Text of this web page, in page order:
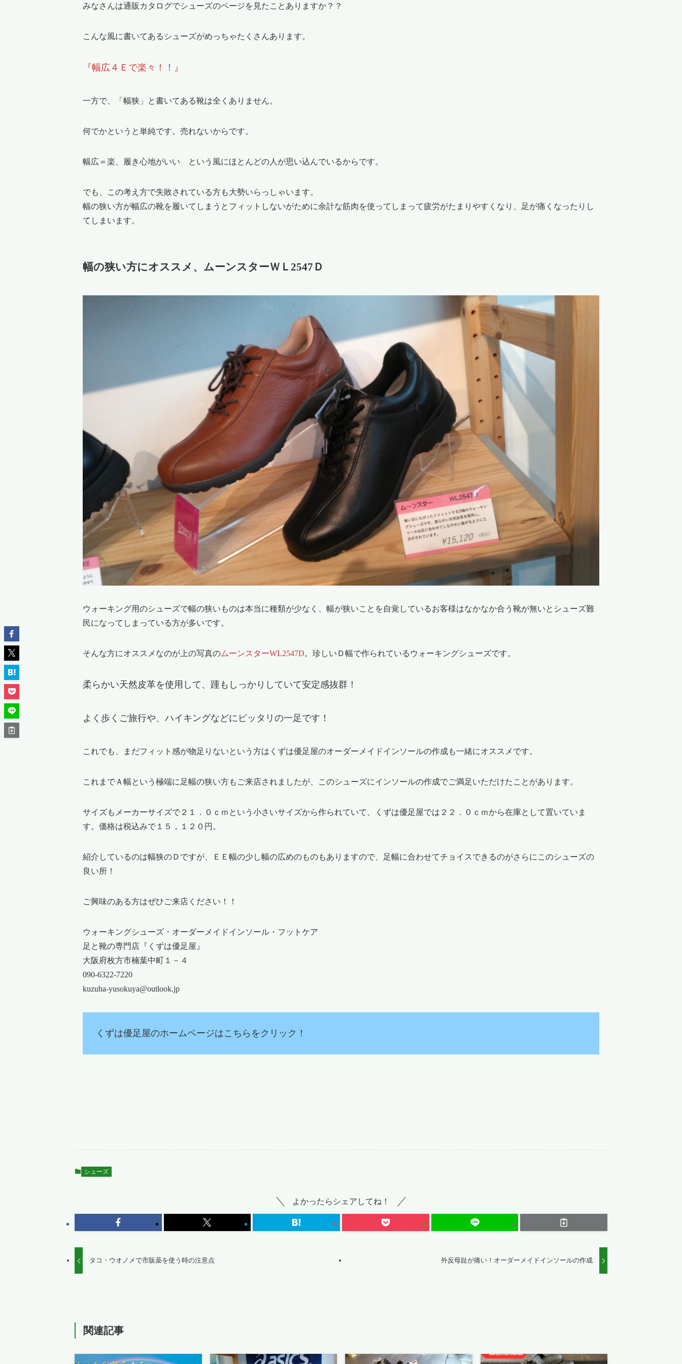
みなさんは通販カタログでシューズのページを見たことありますか？？
こんな風に書いてあるシューズがめっちゃたくさんあります。
『幅広４Ｅで楽々！！』
一方で、「幅狭」と書いてある靴は全くありません。
何でかというと単純です。売れないからです。
幅広＝楽、履き心地がいい という風にほとんどの人が思い込んでいるからです。
でも、この考え方で失敗されている方も大勢いらっしゃいます。
幅の狭い方が幅広の靴を履いてしまうとフィットしないがために余計な筋肉を使ってしまって疲労がたまりやすくなり、足が痛くなったりし
てしまいます。
幅の狭い方にオススメ、ムーンスターＷＬ2547Ｄ
ウォーキング用のシューズで幅の狭いものは本当に種類が少なく、幅が狭いことを自覚しているお客様はなかなか合う靴が無いとシューズ難
民になってしまっている方が多いです。
そんな方にオススメなのが上の写真のムーンスターWL2547D。珍しいＤ幅で作られているウォーキングシューズです。
柔らかい天然皮革を使用して、踵もしっかりしていて安定感抜群！
よく歩くご旅行や、ハイキングなどにピッタリの一足です！
これでも、まだフィット感が物足りないという方はくずは優足屋のオーダーメイドインソールの作成も一緒にオススメです。
これまでＡ幅という極端に足幅の狭い方もご来店されましたが、このシューズにインソールの作成でご満足いただけたことがあります。
サイズもメーカーサイズで２１．０ｃｍという小さいサイズから作られていて、くずは優足屋では２２．０ｃｍから在庫として置いていま
す。価格は税込みで１５，１２０円。
紹介しているのは幅狭のＤですが、ＥＥ幅の少し幅の広めのものもありますので、足幅に合わせてチョイスできるのがさらにこのシューズの
良い所！
ご興味のある方はぜひご来店ください！！
ウォーキングシューズ・オーダーメイドインソール・フットケア
足と靴の専門店『くずは優足屋』
大阪府枚方市楠葉中町１－４
090-6322-7220
kuzuha-yusokuya@outlook.jp
くずは優足屋のホームページはこちらをクリック！
シューズ
よかったらシェアしてね！
タコ・ウオノメで市販薬を使う時の注意点 外反母趾が痛い！オーダーメイドインソールの作成
関連記事